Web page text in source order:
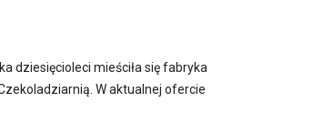
dziesięcioleci mieściła się fabryka
W aktualnej ofercie